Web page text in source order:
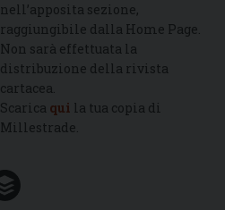
nell’apposita sezione,
raggiungibile dalla Home Page.
Non sarà effettuata la
distribuzione della rivista
cartacea.
Scarica qui la tua copia di
Millestrade.